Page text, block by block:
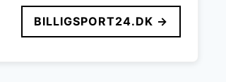
BILLIGSPORT24.DK →